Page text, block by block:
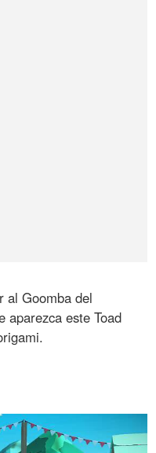
al Goomba del
aparezca este Toad